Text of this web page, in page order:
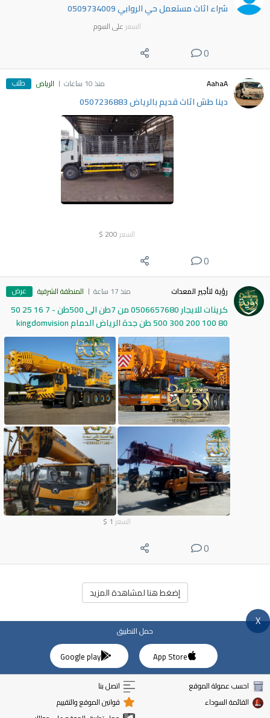
شراء اثاث مستعمل حي الروابي 0509734009
السعر على السوم
0
AahaA منذ 10 ساعات الرياض طلب
دينا طش اثاث قديم بالرياض 0507236883
السعر 200
$
0
رؤية لتأجير المعدات منذ 17 ساعة المنطقة الشرقية عرض
كرينات للايجار 0506657680 من 7طن الى 500طن - 7 16 25 50
80 100 200 300 500 طن جدة الرياض الدمام kingdomvision
السعر 1
$
0
إضغط هنا لمشاهدة المزيد
X
حمل التطبيق
App Store
Google play
احسب عمولة الموقع
اتصل بنا
القائمة السوداء
قوانين الموقع والتقييم